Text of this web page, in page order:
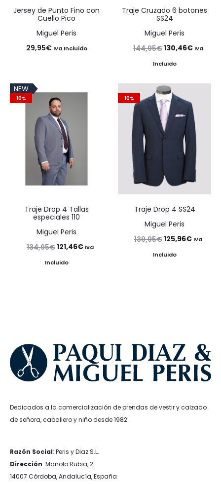
Jersey de Punto Fino con
Cuello Pico
Miguel Peris
29,95€ Iva Incluido
Traje Cruzado 6 botones
SS24
Miguel Peris
144,95€El
precio
era:
144,95€.
130,46€ElIva
Incluido
NEW
10%
Traje Drop 4 Tallas
especiales 110
Miguel Peris
134,95€El
precio
121,46€ElIva
Incluido
10%
Traje Drop 4 SS24
Miguel Peris
139,95€El
precio
125,96€ElIva
Incluido
Dedicados a la comercialización de prendas de vestir y calzado
de señora, caballero y niño desde 1982.
Razón Social: Peris y Diaz S.L.
Dirección: Manolo Rubia, 2
14007 Córdoba, Andalucía, España